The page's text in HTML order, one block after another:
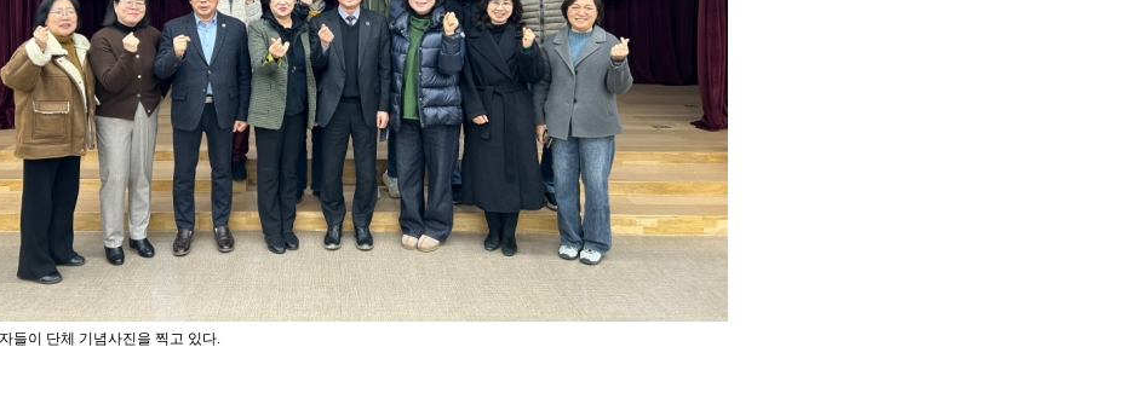
들이 단체 기념사진을 찍고 있다.